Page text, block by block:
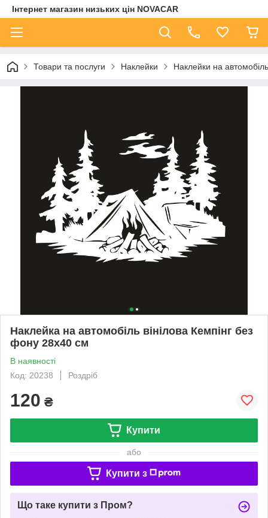
Інтернет магазин низьких цін NOVACAR
Товари та послуги Наклейки Наклейки на автомобіль
Наклейка на автомобіль вінілова Кемпінг без
фону 28х40 см
В наявності
Код: 20238
Роздріб
120 ₴
Купити
або
Купити з
Що таке купити з Пром?